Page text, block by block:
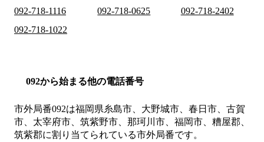
092-718-1116
092-718-0625
092-718-2402
092-718-1022
092から始まる他の電話番号
市外局番092は福岡県糸島市、大野城市、春日市、古賀
市、太宰府市、筑紫野市、那珂川市、福岡市、糟屋郡、
筑紫郡に割り当てられている市外局番です。